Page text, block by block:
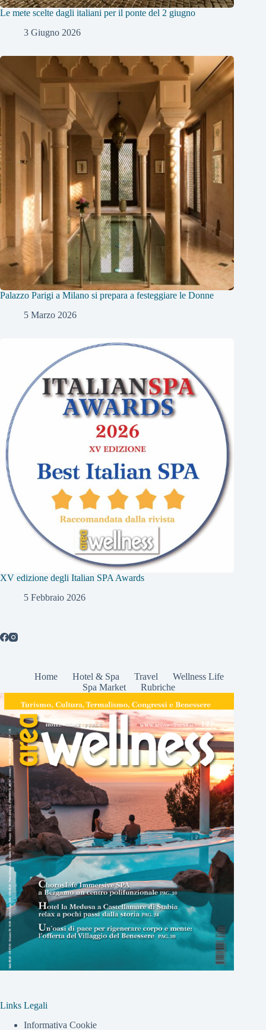
Le mete scelte dagli italiani per il ponte del 2 giugno
3 Giugno 2026
Palazzo Parigi a Milano si prepara a festeggiare le Donne
5 Marzo 2026
XV edizione degli Italian SPA Awards
5 Febbraio 2026
Home Hotel & Spa Travel
Wellness Life
Spa Market
Rubriche
Links Legali
Informativa Cookie